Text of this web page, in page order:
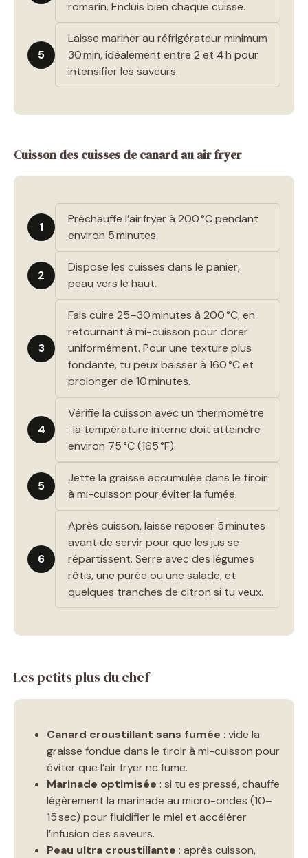
romarin. Enduis bien chaque cuisse.
5
Laisse mariner au réfrigérateur minimum
30 min, idéalement entre 2 et 4 h pour
intensifier les saveurs.
Cuisson des cuisses de canard au air fryer
1
Préchauffe l’air fryer à 200 °C pendant
environ 5 minutes.
2
Dispose les cuisses dans le panier,
peau vers le haut.
3
Fais cuire 25–30 minutes à 200 °C, en
retournant à mi-cuisson pour dorer
uniformément. Pour une texture plus
fondante, tu peux baisser à 160 °C et
prolonger de 10 minutes.
4
Vérifie la cuisson avec un thermomètre
: la température interne doit atteindre
environ 75 °C (165 °F).
5
Jette la graisse accumulée dans le tiroir
à mi-cuisson pour éviter la fumée.
6
Après cuisson, laisse reposer 5 minutes
avant de servir pour que les jus se
répartissent. Serre avec des légumes
rôtis, une purée ou une salade, et
quelques tranches de citron si tu veux.
Les petits plus du chef
Canard croustillant sans fumée : vide la
graisse fondue dans le tiroir à mi-cuisson pour
éviter que l’air fryer ne fume.
Marinade optimisée : si tu es pressé, chauffe
légèrement la marinade au micro-ondes (10–
15 sec) pour fluidifier le miel et accélérer
l’infusion des saveurs.
Peau ultra croustillante : après cuisson,